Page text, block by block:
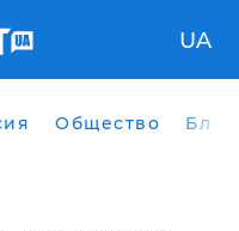
UA
Общество